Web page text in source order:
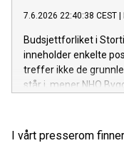
7.6.2026 22:40:38 CEST
Budsjettforliket i
inneholder enkelte
treffer ikke de
står i, mener NHO
I vårt presserom